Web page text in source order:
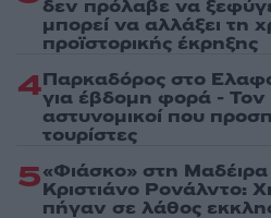
δεν πρόλαβε να
μπορεί να αλλάξει τη
προϊστορικής έκρηξης
4Παρκαδόρος στο
για έβδομη φορά -
αστυνομικοί που
τουρίστες
5«Φιάσκο» στη
Κριστιάνο Ρονάλντο:
πήγαν σε λάθος